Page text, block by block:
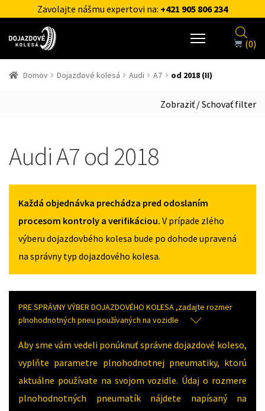
Zavolajte nášmu expertovi na: +421 905 806 234
(0)
Domov Dojazdové kolesá Audi A7 od 2018 (II)
Zobraziť / Schovať filter
Audi A7 od 2018
Každá objednávka prechádza pred odoslaním
procesom kontroly a verifikáciou. V prípade zlého
výberu dojazdovbého kolesa bude po dohode upravená
na správny typ dojazdového kolesa.
PRE SPRÁVNY VÝBER DOJAZDOVÉHO KOLESA ,zadajte rozmer
plnohodnotných pneu používaných na vozidle
Aby sme vám vedeli ponúknuť správne dojazdové koleso,
vyplňte parametre plnohodnotnej pneumatiky, ktorú
aktuálne používate na svojom vozidle. Údaj o rozmere
plnohodnotných pneumatík nájdete napísaný na